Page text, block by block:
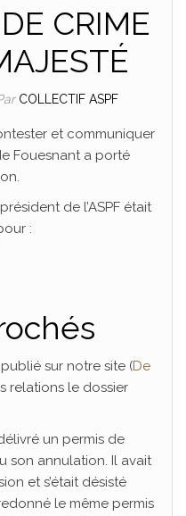
CRIME
COLLECTIF ASPF
et communiquer
Fouesnant a porté
de l’ASPF était
:
sur notre site (De
relations le dossier
un permis de
son annulation. Il avait
et s’était désisté
le même permis